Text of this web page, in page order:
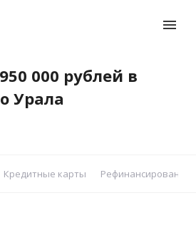
menu
000 рублей в
Урала
Кредитные карты Рефинансирование